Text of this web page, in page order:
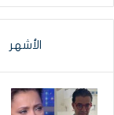
الأشهر